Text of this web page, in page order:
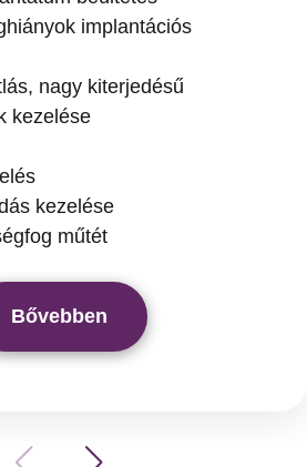
implantációs
nagy kiterjedésű
kezelése
kezelése
műtét
Bővebben